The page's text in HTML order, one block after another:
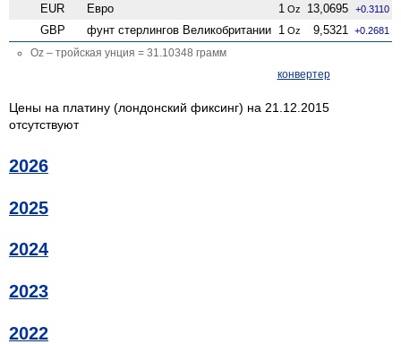
EUR Евро 1 Oz 13,0695 +0.3110
GBP фунт стерлингов Велико­британии 1 Oz 9,5321 +0.2681
Oz – тройская унция = 31.10348 грамм
конвертер
Цены на платину (лондонский фиксинг) на 21.12.2015
отсутствуют
2026
2025
2024
2023
2022